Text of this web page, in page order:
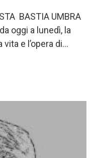
BASTIA UMBRA
oggi a lunedì, la
e l’opera di